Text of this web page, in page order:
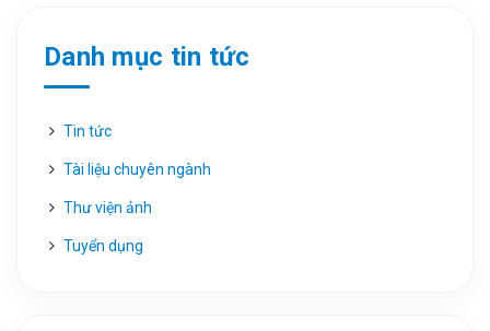
Danh mục tin tức
Tin tức
Tài liệu chuyên ngành
Thư viện ảnh
Tuyển dụng